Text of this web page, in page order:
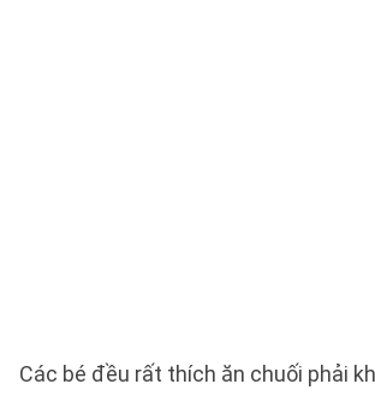
Các bé đều rất thích ăn chuối phải